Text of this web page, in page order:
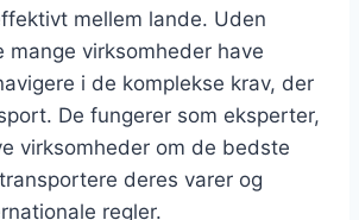
mellem lande. Uden
mange virksomheder have
i de komplekse krav, der
De fungerer som eksperter,
virksomheder om de bedste
deres varer og
regler.